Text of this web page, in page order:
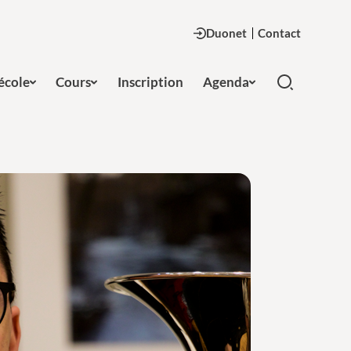
Duonet Contact
Cours Inscription Agenda